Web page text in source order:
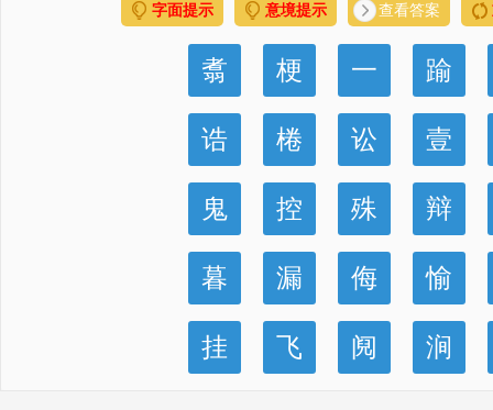
字面提示 意境提示 查看答案
翥 梗 一 踰
诰 棬 讼 壹
鬼 控 殊 辩
暮 漏 侮 愉
挂 飞 阋 涧